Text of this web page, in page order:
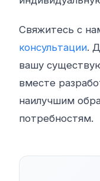
Свяжитесь с
консультации.
вашу
вместе
наилучшим
потребностям.